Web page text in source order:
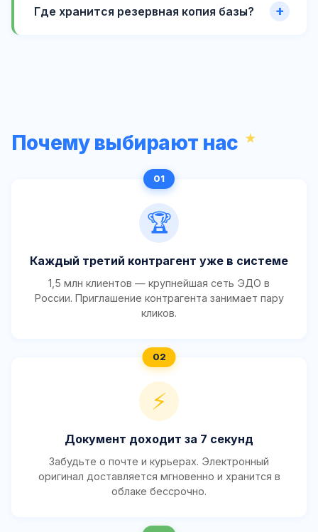
Где хранится резервная копия базы?
Почему выбирают нас
🏆
Каждый третий контрагент уже в системе
1,5 млн клиентов — крупнейшая сеть ЭДО в
России. Приглашение контрагента занимает пару
кликов.
⚡
Документ доходит за 7 секунд
Забудьте о почте и курьерах. Электронный
оригинал доставляется мгновенно и хранится в
облаке бессрочно.